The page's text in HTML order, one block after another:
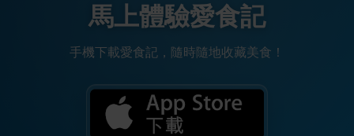
馬上體驗愛食記
手機下載愛食記，隨時隨地收藏美食！